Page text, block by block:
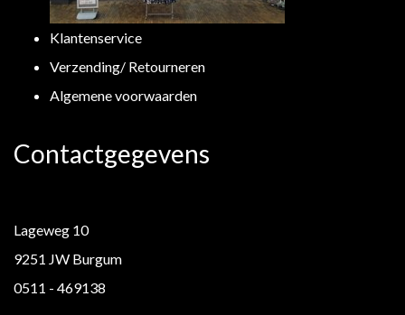
Klantenservice
Verzending/ Retourneren
Algemene voorwaarden
Contactgegevens
Lageweg 10
9251 JW Burgum
0511 - 469138